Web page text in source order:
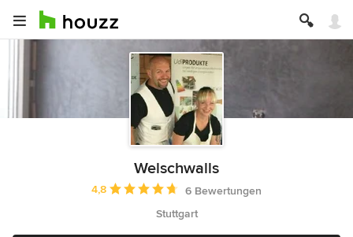
Welschwalls
Durchschnittliche Bewertung: 4.8 von 5 Sternen
4,8
6 Bewertungen
Stuttgart